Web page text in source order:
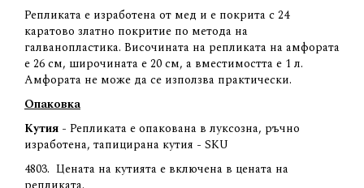
Репликата е изработена от мед и е покрита с 24
каратово златно покритие по метода на
галванопластика. Височината на репликата на амфората
е 26 см, широчината е 20 см, а вместимостта е 1 л.
Амфората не може да се използва практически.
Опаковка
Кутия - Репликата е опакована в луксозна, ръчно
изработена, тапицирана кутия - SKU
4803. Цената на кутията е включена в цената на